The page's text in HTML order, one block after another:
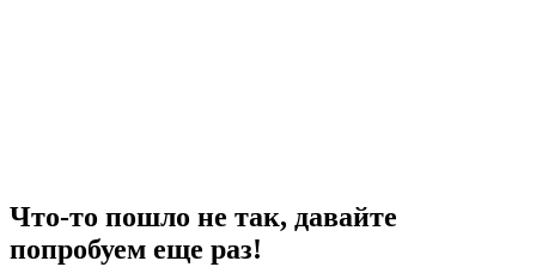
Что-то пошло не так, давайте
попробуем еще раз!